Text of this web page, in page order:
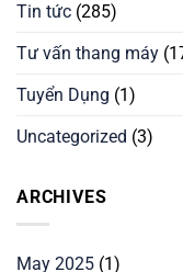
Tin tức (285)
Tư vấn thang máy
Tuyển Dụng (1)
Uncategorized (3)
ARCHIVES
May 2025 (1)